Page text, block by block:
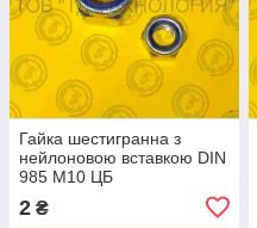
Гайка шестигранна з
нейлоновою вставкою DIN
985 М10 ЦБ
2 ₴